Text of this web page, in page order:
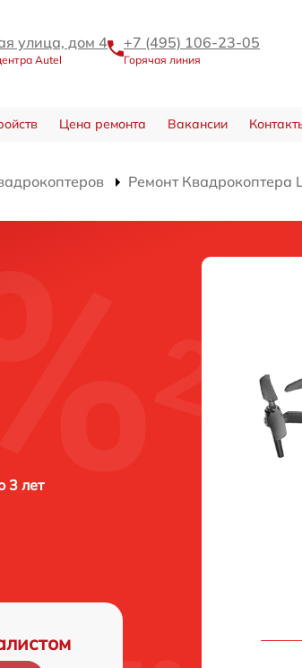
улица, дом 4
Autel
+7 (495) 106-23-05
Горячая линия
Цена ремонта Вакансии
Ремонт Квадрокоптера
3 лет